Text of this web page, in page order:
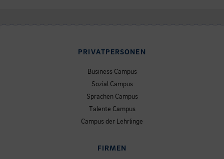
PRIVATPERSONEN
Business Campus
Sozial Campus
Sprachen Campus
Talente Campus
Campus der Lehrlinge
FIRMEN